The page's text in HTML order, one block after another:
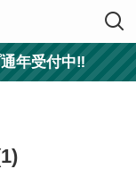
年受付中‼